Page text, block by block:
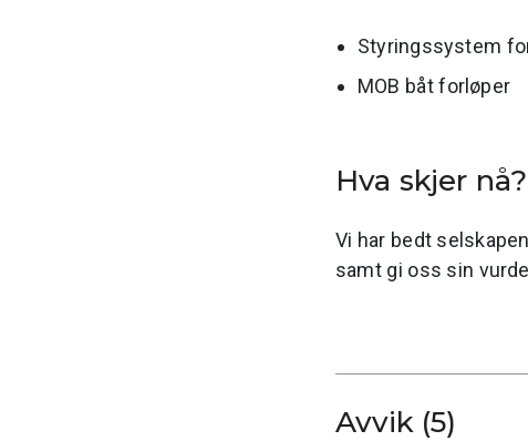
Styringssystem
MOB båt forløper
Hva skjer nå?
Vi har bedt
samt gi oss sin
Avvik (5)